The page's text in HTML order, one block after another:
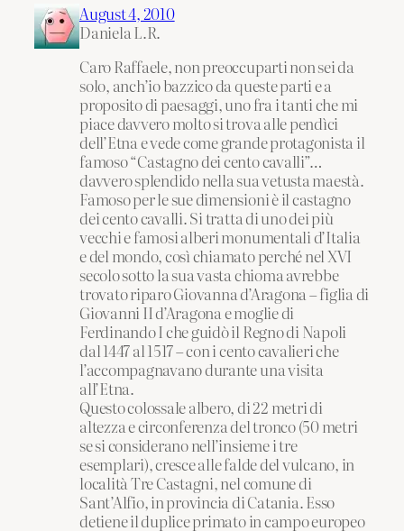
August 4, 2010
Daniela L.R.
Caro Raffaele, non preoccuparti non sei da
solo, anch’io bazzico da queste parti e a
proposito di paesaggi, uno fra i tanti che mi
piace davvero molto si trova alle pendìci
dell’Etna e vede come grande protagonista il
famoso “Castagno dei cento cavalli”…
davvero splendido nella sua vetusta maestà.
Famoso per le sue dimensioni è il castagno
dei cento cavalli. Si tratta di uno dei più
vecchi e famosi alberi monumentali d’Italia
e del mondo, così chiamato perché nel XVI
secolo sotto la sua vasta chioma avrebbe
trovato riparo Giovanna d’Aragona – figlia di
Giovanni II d’Aragona e moglie di
Ferdinando I che guidò il Regno di Napoli
dal 1447 al 1517 – con i cento cavalieri che
l’accompagnavano durante una visita
all’Etna.
Questo colossale albero, di 22 metri di
altezza e circonferenza del tronco (50 metri
se si considerano nell’insieme i tre
esemplari), cresce alle falde del vulcano, in
località Tre Castagni, nel comune di
Sant’Alfio, in provincia di Catania. Esso
detiene il duplice primato in campo europeo